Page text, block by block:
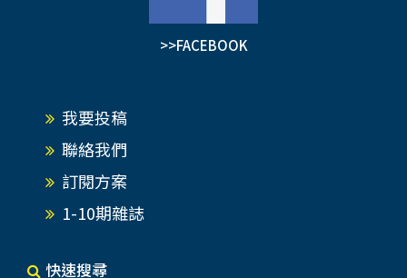
>>FACEBOOK
我要投稿
聯絡我們
訂閱方案
1-10期雜誌
快速搜尋